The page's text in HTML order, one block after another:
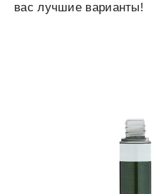
вас лучшие варианты!